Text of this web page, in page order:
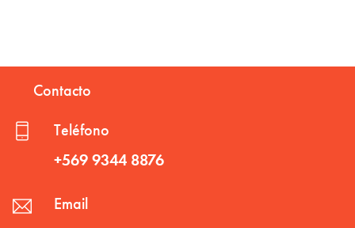
Contacto
Teléfono
+569 9344 8876
Email